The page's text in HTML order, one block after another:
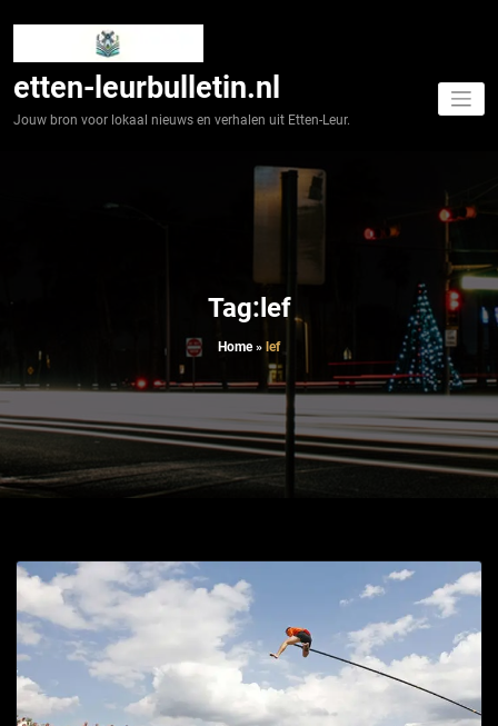
etten-leurbulletin.nl
Jouw bron voor lokaal nieuws en verhalen uit Etten-Leur.
Tag:lef
Home» lef